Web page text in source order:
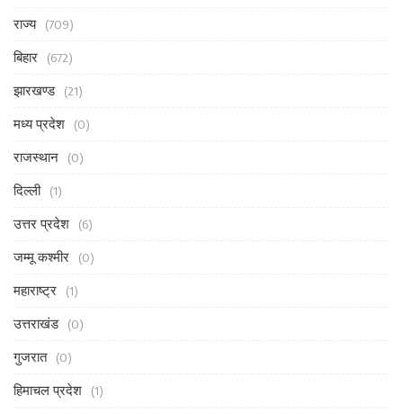
राज्य (709)
बिहार (672)
झारखण्ड (21)
मध्य प्रदेश (0)
राजस्थान (0)
दिल्ली (1)
उत्तर प्रदेश (6)
जम्मू कश्मीर (0)
महाराष्ट्र (1)
उत्तराखंड (0)
गुजरात (0)
हिमाचल प्रदेश (1)